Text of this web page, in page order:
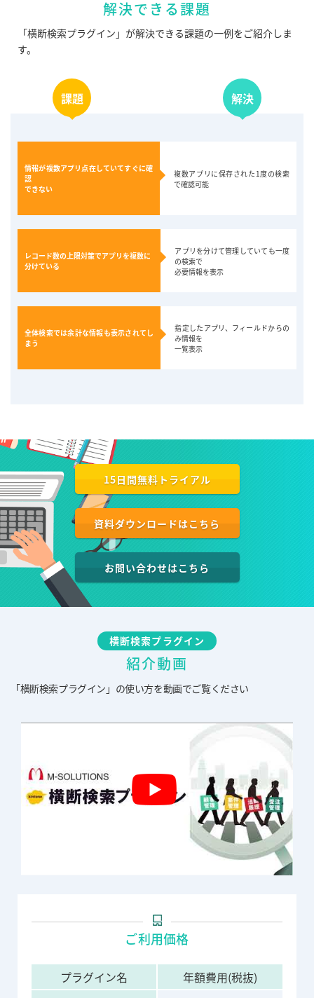
解決できる課題
「横断検索プラグイン」が解決できる課題の一例をご紹介しま
す。
課題
情報が複数アプリ点在していてすぐに確
認
できない
解決
複数アプリに保存された1度の検索
で確認可能
レコード数の上限対策でアプリを複数に
分けている
アプリを分けて管理していても一度
の検索で
必要情報を表示
全体検索では余計な情報も表示されてし
まう
指定したアプリ、フィールドからの
み情報を
一覧表示
15日間無料トライアル
資料ダウンロードはこちら
お問い合わせはこちら
横断検索プラグイン
紹介動画
「横断検索プラグイン」の使い方を動画でご覧ください
ご利用価格
プラグイン名 年額費用(税抜)